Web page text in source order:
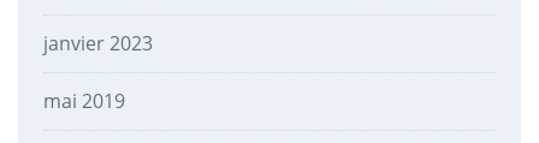
janvier 2023
mai 2019